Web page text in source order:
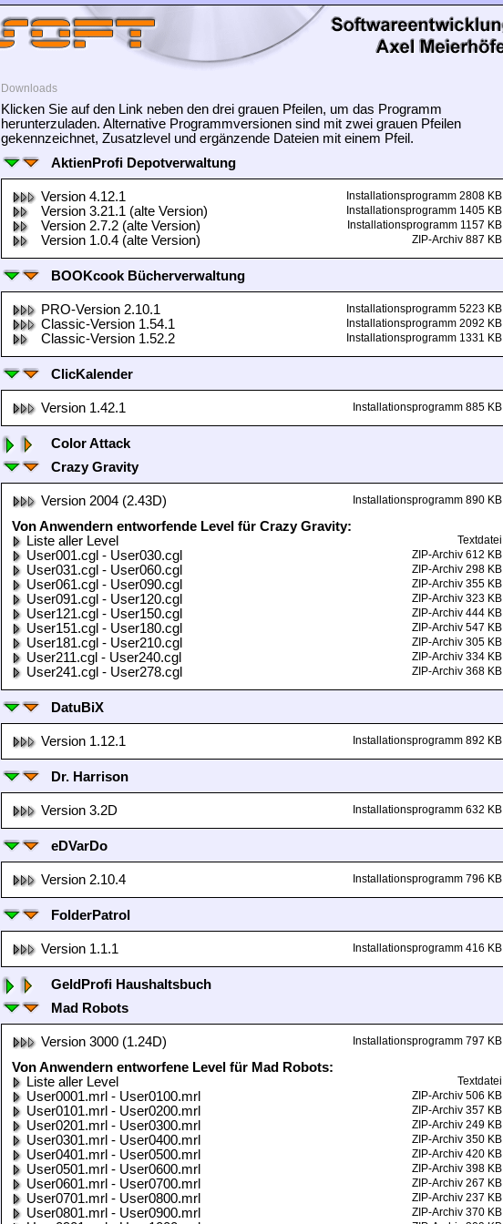
Downloads
Klicken Sie auf den Link neben den drei grauen Pfeilen, um das Programm
herunterzuladen. Alternative Programmversionen sind mit zwei grauen Pfeilen
gekennzeichnet, Zusatzlevel und ergänzende Dateien mit einem Pfeil.
AktienProfi Depotverwaltung
Version 4.12.1 Installationsprogramm 2808 KB
Version 3.21.1 (alte Version) Installationsprogramm 1405 KB
Version 2.7.2 (alte Version) Installationsprogramm 1157 KB
Version 1.0.4 (alte Version) ZIP-Archiv 887 KB
BOOKcook Bücherverwaltung
PRO-Version 2.10.1 Installationsprogramm 5223 KB
Classic-Version 1.54.1 Installationsprogramm 2092 KB
Classic-Version 1.52.2 Installationsprogramm 1331 KB
ClicKalender
Version 1.42.1 Installationsprogramm 885 KB
Color Attack
Crazy Gravity
Version 2004 (2.43D) Installationsprogramm 890 KB
Von Anwendern entworfende Level für Crazy Gravity:
Liste aller Level
Textdatei
User001.cgl - User030.cgl ZIP-Archiv 612 KB
User031.cgl - User060.cgl ZIP-Archiv 298 KB
User061.cgl - User090.cgl ZIP-Archiv 355 KB
User091.cgl - User120.cgl ZIP-Archiv 323 KB
User121.cgl - User150.cgl ZIP-Archiv 444 KB
User151.cgl - User180.cgl ZIP-Archiv 547 KB
User181.cgl - User210.cgl ZIP-Archiv 305 KB
User211.cgl - User240.cgl ZIP-Archiv 334 KB
User241.cgl - User278.cgl ZIP-Archiv 368 KB
DatuBiX
Version 1.12.1 Installationsprogramm 892 KB
Dr. Harrison
Version 3.2D Installationsprogramm 632 KB
eDVarDo
Version 2.10.4 Installationsprogramm 796 KB
FolderPatrol
Version 1.1.1 Installationsprogramm 416 KB
GeldProfi Haushaltsbuch
Mad Robots
Version 3000 (1.24D) Installationsprogramm 797 KB
Von Anwendern entworfene Level für Mad Robots:
Liste aller Level
Textdatei
User0001.mrl - User0100.mrl ZIP-Archiv 506 KB
User0101.mrl - User0200.mrl ZIP-Archiv 357 KB
User0201.mrl - User0300.mrl ZIP-Archiv 249 KB
User0301.mrl - User0400.mrl ZIP-Archiv 350 KB
User0401.mrl - User0500.mrl ZIP-Archiv 420 KB
User0501.mrl - User0600.mrl ZIP-Archiv 398 KB
User0601.mrl - User0700.mrl ZIP-Archiv 267 KB
User0701.mrl - User0800.mrl ZIP-Archiv 237 KB
User0801.mrl - User0900.mrl ZIP-Archiv 370 KB